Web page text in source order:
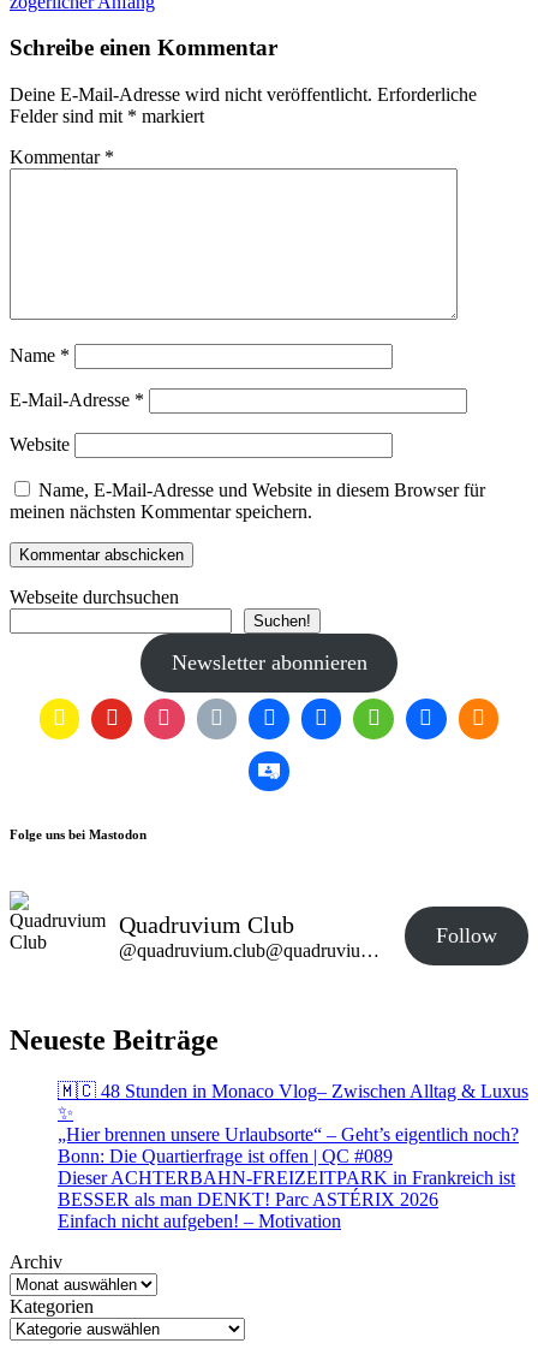
Schreibe einen Kommentar
Deine E-Mail-Adresse wird nicht veröffentlicht. Erforderliche
Felder sind mit * markiert
Kommentar *
Name *
E-Mail-Adresse *
Website
Name, E-Mail-Adresse und Website in diesem Browser für
meinen nächsten Kommentar speichern.
Webseite durchsuchen
Suchen!
Newsletter abonnieren
Folge uns bei Mastodon
Quadruvium Club
@quadruvium.club@quadruvium.club
Follow
Neueste Beiträge
🇲🇨 48 Stunden in Monaco Vlog– Zwischen Alltag & Luxus
✨
„Hier brennen unsere Urlaubsorte“ – Geht’s eigentlich noch?
Bonn: Die Quartierfrage ist offen | QC #089
Dieser ACHTERBAHN-FREIZEITPARK in Frankreich ist
BESSER als man DENKT! Parc ASTÉRIX 2026
Einfach nicht aufgeben! – Motivation
Archiv
Kategorien